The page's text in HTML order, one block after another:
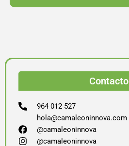
Contacto
964 012 527
hola@camaleoninnova.com
@camaleoninnova
@camaleoninnova